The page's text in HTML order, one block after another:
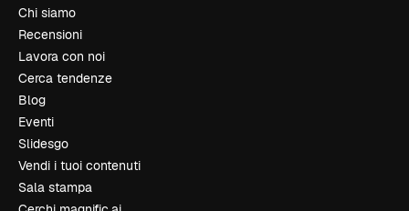
Chi siamo
Recensioni
Lavora con noi
Cerca tendenze
Blog
Eventi
Slidesgo
Vendi i tuoi contenuti
Sala stampa